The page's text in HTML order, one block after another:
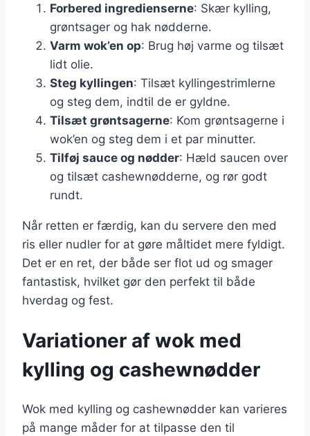
Forbered ingredienserne: Skær kylling,
grøntsager og hak nødderne.
Varm wok’en op: Brug høj varme og tilsæt
lidt olie.
Steg kyllingen: Tilsæt kyllingestrimlerne
og steg dem, indtil de er gyldne.
Tilsæt grøntsagerne: Kom grøntsagerne i
wok’en og steg dem i et par minutter.
Tilføj sauce og nødder: Hæld saucen over
og tilsæt cashewnødderne, og rør godt
rundt.
Når retten er færdig, kan du servere den med
ris eller nudler for at gøre måltidet mere fyldigt.
Det er en ret, der både ser flot ud og smager
fantastisk, hvilket gør den perfekt til både
hverdag og fest.
Variationer af wok med
kylling og cashewnødder
Wok med kylling og cashewnødder kan varieres
på mange måder for at tilpasse den til